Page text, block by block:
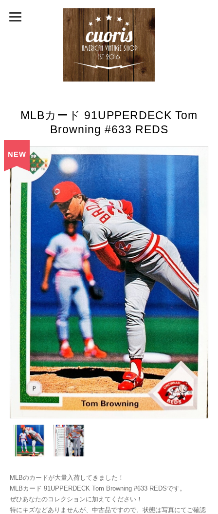
MLBカード 91UPPERDECK Tom
Browning #633 REDS
MLBのカードが大量入荷してきました！
MLBカード 91UPPERDECK Tom Browning #633 REDSです。
ぜひあなたのコレクションに加えてください！
特にキズなどありませんが、中古品ですので、状態は写真にてご確認